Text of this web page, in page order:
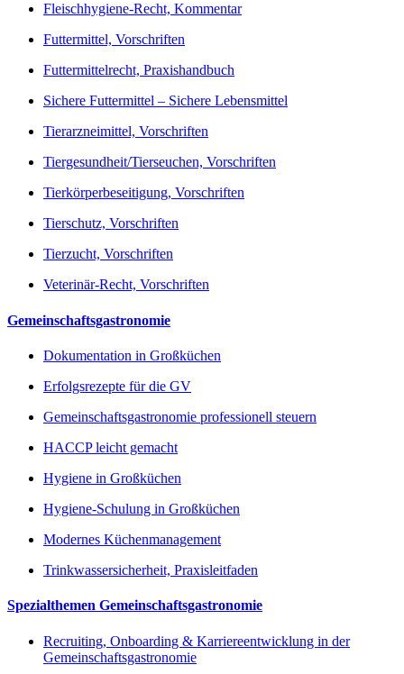
Fleischhygiene-Recht, Kommentar
Futtermittel, Vorschriften
Futtermittelrecht, Praxishandbuch
Sichere Futtermittel – Sichere Lebensmittel
Tierarzneimittel, Vorschriften
Tiergesundheit/Tierseuchen, Vorschriften
Tierkörperbeseitigung, Vorschriften
Tierschutz, Vorschriften
Tierzucht, Vorschriften
Veterinär-Recht, Vorschriften
Gemeinschaftsgastronomie
Dokumentation in Großküchen
Erfolgsrezepte für die GV
Gemeinschaftsgastronomie professionell steuern
HACCP leicht gemacht
Hygiene in Großküchen
Hygiene-Schulung in Großküchen
Modernes Küchenmanagement
Trinkwassersicherheit, Praxisleitfaden
Spezialthemen Gemeinschaftsgastronomie
Recruiting, Onboarding & Karriereentwicklung in der
Gemeinschaftsgastronomie